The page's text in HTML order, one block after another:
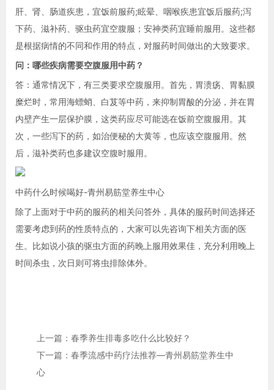
肝、肾、肠道疾患，宜饭前服药;眩晕、咽喉疾患宜饭后服药;泻
下药、滋补药、驱虫药宜空腹服；安神类药宜睡前服用。这些都
是根据病情的不同和作用的特点，对服药时间做出的大致要求。
问：哪些疾病需要空腹服用中药？
答：通常情况下，有三类要求空腹服用。首先，胃溃疡、胃黏膜
糜烂时，常用海螵蛸、白芨等中药，来抑制胃酸的分泌，并在胃
内壁产生一层保护膜，这类药应尽可能选在饭前空腹服用。其
次，一些泻下的药，如治便秘的大黄等，也应该空腹服用。然
后，滋补类药也多建议空腹时服用。
中药什么时候喝好-青州易筋堂养生中心
除了上面对于中药的服药的相关问答外，具体的服药时间选择还
需要考虑到药的性质特点的，大家可以先咨询下相关方面的医
生。比如说小孩的驱虫方面的药晚上服用效果佳，充分利用晚上
时间杀虫，次日则可将虫排除体外。
上一篇：春季养生排毒多吃什么比较好？
下一篇：春季流感中药疗法推荐—青州易筋堂养生中
心